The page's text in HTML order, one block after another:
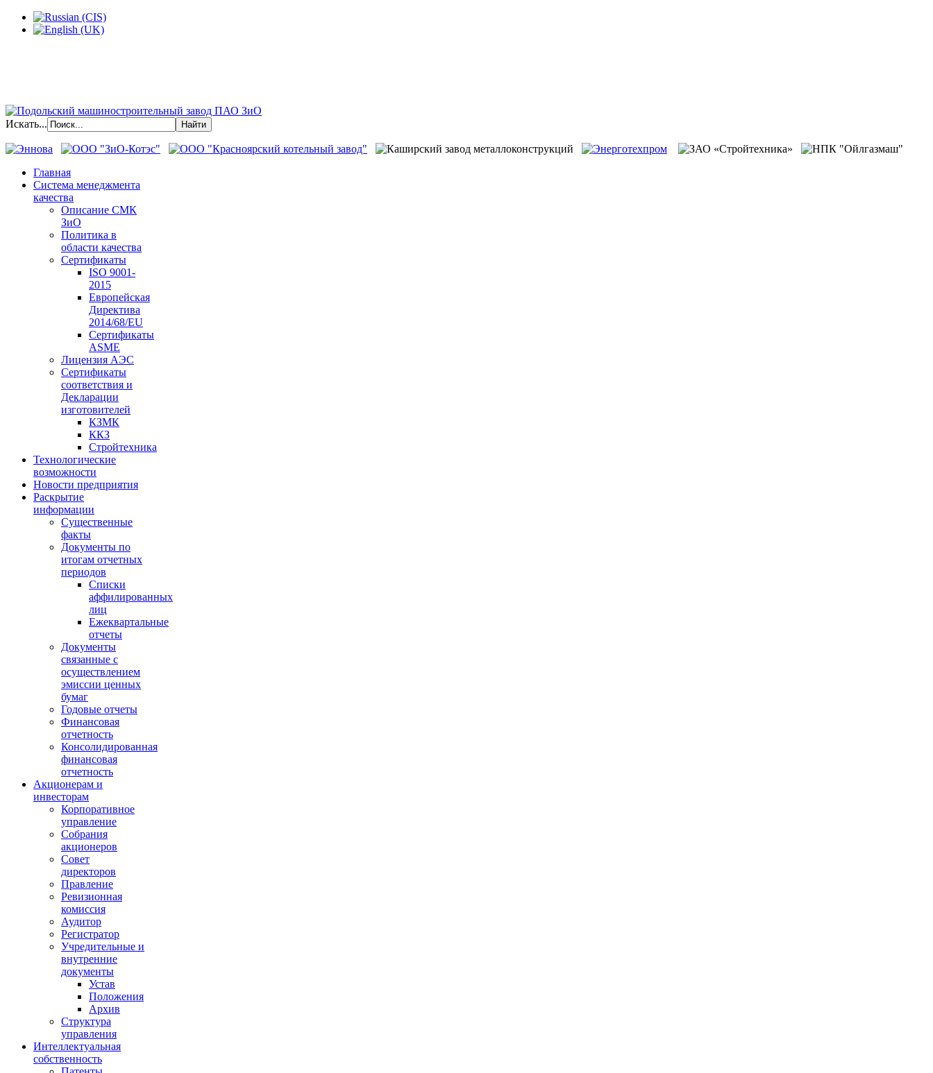
Искать...
Главная
Система менеджмента
качества
Описание СМК
ЗиО
Политика в
области качества
Сертификаты
ISO 9001-
2015
Европейская
Директива
2014/68/EU
Сертификаты
ASME
Лицензия АЭС
Сертификаты
соответствия и
Декларации
изготовителей
КЗМК
ККЗ
Стройтехника
Технологические
возможности
Новости предприятия
Раскрытие
информации
Существенные
факты
Документы по
итогам отчетных
периодов
Списки
аффилированных
лиц
Ежеквартальные
отчеты
Документы
связанные с
осуществлением
эмиссии ценных
бумаг
Годовые отчеты
Финансовая
отчетность
Консолидированная
финансовая
отчетность
Акционерам и
инвесторам
Корпоративное
управление
Собрания
акционеров
Совет
директоров
Правление
Ревизионная
комиссия
Аудитор
Регистратор
Учредительные и
внутренние
документы
Устав
Положения
Архив
Структура
управления
Интеллектуальная
собственность